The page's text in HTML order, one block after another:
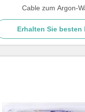
Cable zum Argon-
Erhalten Sie besten